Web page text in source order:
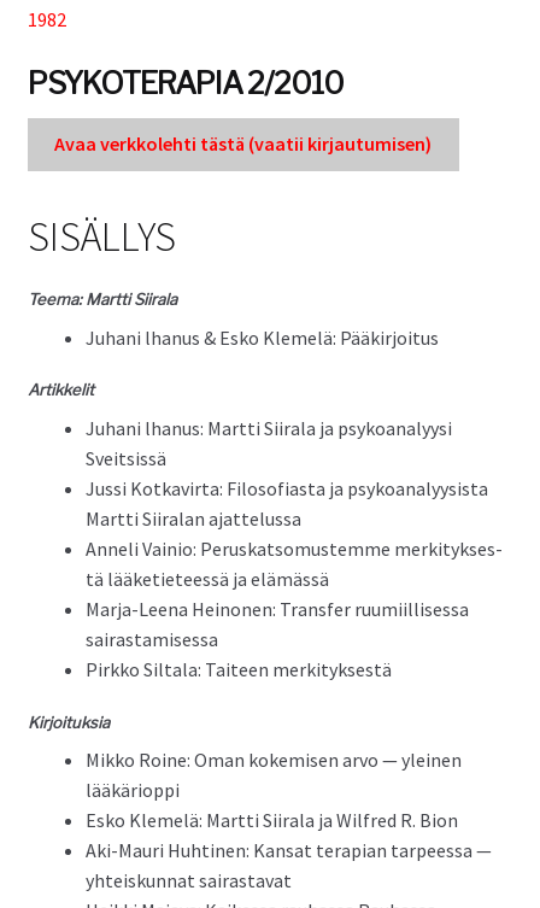
Tuki
Tilaa lehti
Kirjaudu sisään
1982
PSYKOTERAPIA 2/2010
Avaa verkkole­hti tästä (vaatii kir­jau­tu­misen)
SISÄLLYS
Teema: Mart­ti Siirala
Juhani lhanus & Esko Klemelä: Pääkirjoitus
Artikke­lit
Juhani lhanus: Mart­ti Siirala ja psyko­ana­lyysi
Sveitsissä
Jus­si Kotkavir­ta: Filosofi­as­ta ja psyko­ana­ly­y­sista
Mart­ti Siiralan ajattelussa
Anneli Vainio: Peruskat­so­mustemme merk­i­tyk­ses­
tä lääketi­eteessä ja elämässä
Mar­ja-Leena Heinonen: Trans­fer ruumi­il­lises­sa
sairastamisessa
Pirkko Sil­ta­la: Taiteen merkityksestä
Kir­joituk­sia
Mikko Roine: Oman kokemisen arvo — yleinen
lääkärioppi
Esko Klemelä: Mart­ti Siirala ja Wil­fred R. Bion
Aki-Mau­ri Huhti­nen: Kansat ter­api­an tarpeessa —
yhteiskun­nat sairastavat